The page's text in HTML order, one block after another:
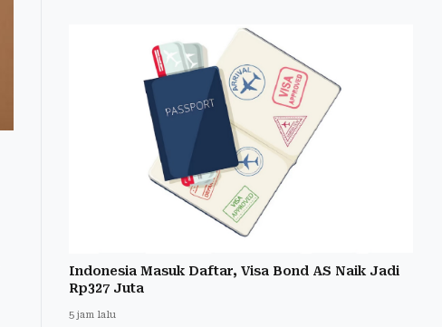
Indonesia Masuk Daftar, Visa Bond AS Naik Jadi
Rp327 Juta
5 jam lalu